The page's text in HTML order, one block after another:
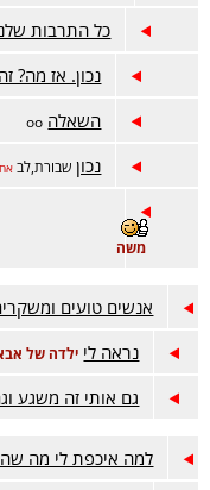
כל התרבות
נכון. אז מה?
השאלה oo
נכון שבורת,לב
משה
אנשים טועים
נראה לי ילדה של
גם אותי זה משגע
למה איכפת לי מה